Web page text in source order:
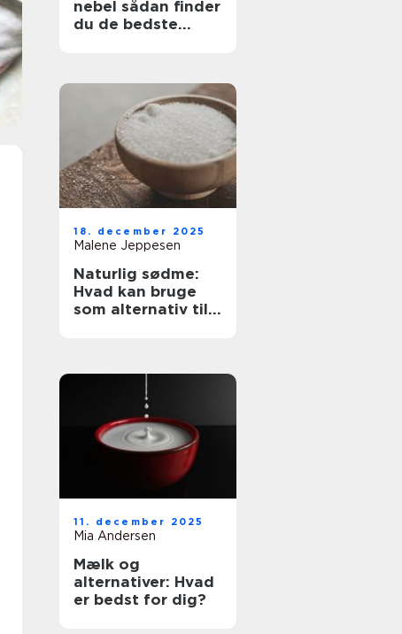
nebel sådan finder
du de bedste
18. december 2025
Malene Jeppesen
Naturlig sødme:
Hvad kan bruge
som alternativ til
11. december 2025
Mia Andersen
Mælk og
alternativer: Hvad
er bedst for dig?